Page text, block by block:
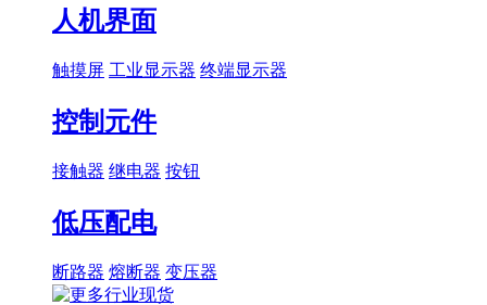
人机界面
触摸屏 工业显示器 终端显示器
控制元件
接触器 继电器 按钮
低压配电
断路器 熔断器 变压器